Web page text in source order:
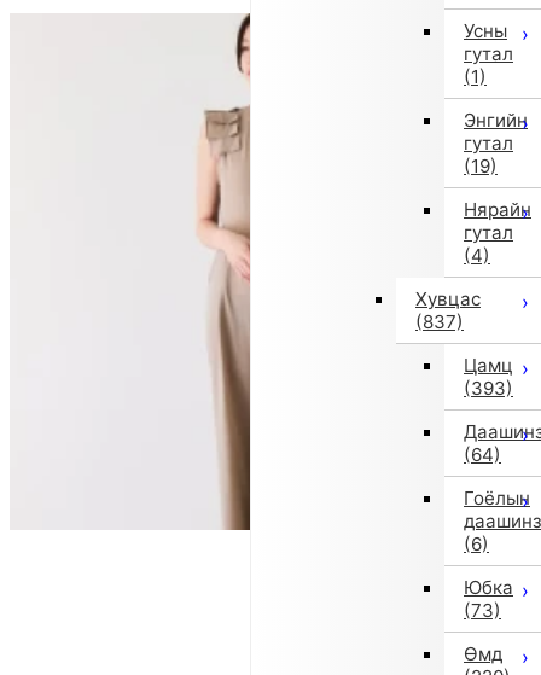
Усны
гутал
(1)
Энгийн
гутал
(19)
Нярайн
гутал
(4)
Хувцас
(837)
Цамц
(393)
(64)
Гоёлын
даашинз
(6)
Юбка
(73)
Өмд